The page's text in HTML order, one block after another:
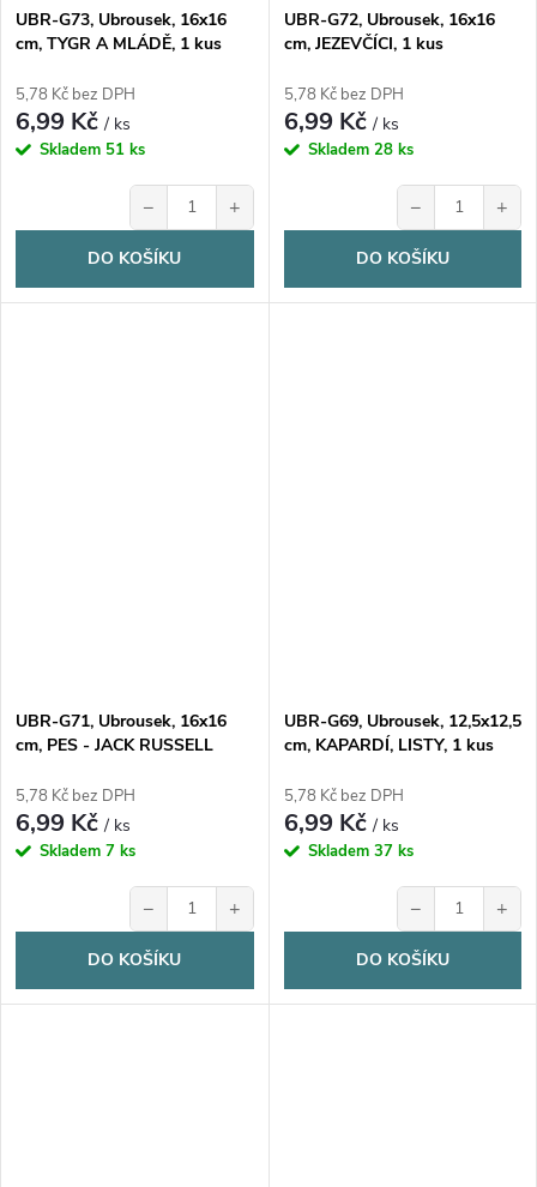
UBR-G73, Ubrousek, 16x16
cm, TYGR A MLÁDĚ, 1 kus
5,78 Kč bez DPH
6,99 Kč/ ks
Skladem 51 ks
− +
DO KOŠÍKU
UBR-G72, Ubrousek, 16x16
cm, JEZEVČÍCI, 1 kus
5,78 Kč bez DPH
6,99 Kč/ ks
Skladem 28 ks
− +
DO KOŠÍKU
UBR-G71, Ubrousek, 16x16
cm, PES - JACK RUSSELL
5,78 Kč bez DPH
6,99 Kč/ ks
Skladem 7 ks
− +
DO KOŠÍKU
UBR-G69, Ubrousek, 12,5x12,5
cm, KAPARDÍ, LISTY, 1 kus
5,78 Kč bez DPH
6,99 Kč/ ks
Skladem 37 ks
− +
DO KOŠÍKU